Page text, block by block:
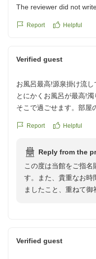
の両親には浴槽への出入
もできていいのではとお
り用意されていました。
仲居さんは海外の方で
言えるくらいでしたし、
翌日は車を停めたままロ
1,000円節約できましたW
他の画像やクチコミの
お二人が笑顔で過ご
また、仲居のおもてな
浴槽の形状や段差に関
客さまに安心してお
後の参考にさせていた
ご両親様がこれからも
ますよう、箱根の地よ
和みの宿「華ごころ
The reviewer did not
Report Helpful
Verified guest
お風呂最高!源泉掛け流
とにかくお風呂が最高!
そこで過ごせます。部屋
量と味付けだと思います。
https://
Report Helpful
Reply from the
この度は当館をご指名
す。また、貴重なお時
ましたこと、重ねて御
全従業員がこちらの
満足いただけるよう
Verified guest